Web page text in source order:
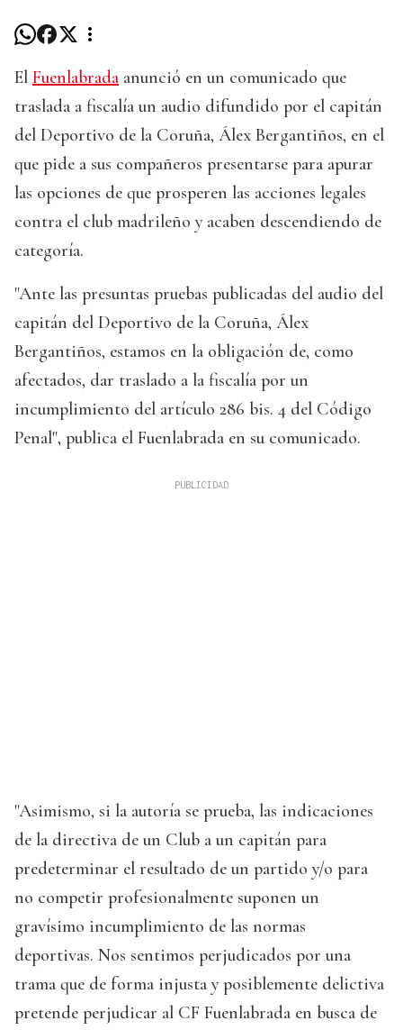
El Fuenlabrada anunció en un comunicado que
traslada a fiscalía un audio difundido por el capitán
del Deportivo de la Coruña, Álex Bergantiños, en el
que pide a sus compañeros presentarse para apurar
las opciones de que prosperen las acciones legales
contra el club madrileño y acaben descendiendo de
categoría.
"Ante las presuntas pruebas publicadas del audio del
capitán del Deportivo de la Coruña, Álex
Bergantiños, estamos en la obligación de, como
afectados, dar traslado a la fiscalía por un
incumplimiento del artículo 286 bis. 4 del Código
Penal", publica el Fuenlabrada en su comunicado.
"Asimismo, si la autoría se prueba, las indicaciones
de la directiva de un Club a un capitán para
predeterminar el resultado de un partido y/o para
no competir profesionalmente suponen un
gravísimo incumplimiento de las normas
deportivas. Nos sentimos perjudicados por una
trama que de forma injusta y posiblemente delictiva
pretende perjudicar al CF Fuenlabrada en busca de